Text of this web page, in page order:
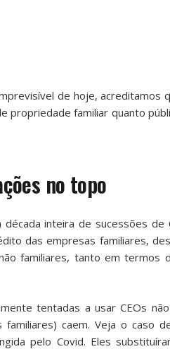
de hoje, acreditamos
familiar quanto
no topo
inteira de sucessões
das empresas familiares,
familiares, tanto em termos
tentadas a usar CEOs
caem. Veja o caso
pelo Covid. Eles